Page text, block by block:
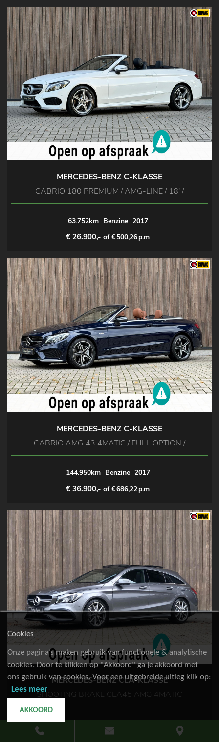
MERCEDES-BENZ C-KLASSE
CABRIO 180 PREMIUM / AMG-LINE / 18' /
63.752km Benzine 2017
€ 26.900,- of €500,26p.m
MERCEDES-BENZ C-KLASSE
CABRIO AMG 43 4MATIC / FULL OPTION /
144.950km Benzine 2017
€ 36.900,- of €686,22p.m
MERCEDES-BENZ CLA-KLASSE
SHOOTING BRAKE CLA45 AMG 4MATIC
Cookies
Onze pagina’s maken gebruik van functionele & analytische
cookies. Door te klikken op "Akkoord" ga je akkoord met
ons gebruik van cookies. Voor een uitgebreide uitleg klik op:
Lees meer
AKKOORD